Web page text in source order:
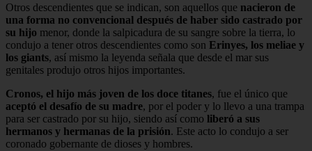
Otros descendientes que se indican, son aquellos que nacieron de
una forma no convencional después de haber sido castrado por
su hijo menor, donde la salpicadura de su sangre sobre la tierra, lo
condujo a tener otros descendientes como son Erinyes, los meliae y
los giants, así mismo la leyenda señala que desde el mar sus
genitales produjo otros hijos importantes.
Cronos, el hijo más joven de los doce titanes, fue el único que
aceptó el desafío de su madre, por el poder y lo llevo a una trampa
para ser castrado por su hijo, siendo así como liberó a sus
hermanos y hermanas de la prisión. Este acto lo condujo a ser
coronado gobernante de dioses y hombres.